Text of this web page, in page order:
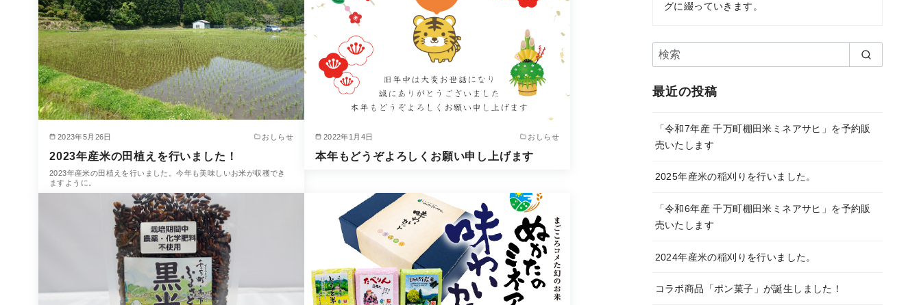
2023年5月26日 おしらせ
2023年産米の田植えを行いました！
2023年産米の田植えを行いました。今年も美味しいお米が収穫でき
ますように。
2022年1月4日 おしらせ
本年もどうぞよろしくお願い申し上げます
グに綴っていきます。
最近の投稿
「令和7年産 千万町棚田米ミネアサヒ」を予約販
売いたします
2025年産米の稲刈りを行いました。
「令和6年産 千万町棚田米ミネアサヒ」を予約販
売いたします
2024年産米の稲刈りを行いました。
コラボ商品「ポン菓子」が誕生しました！